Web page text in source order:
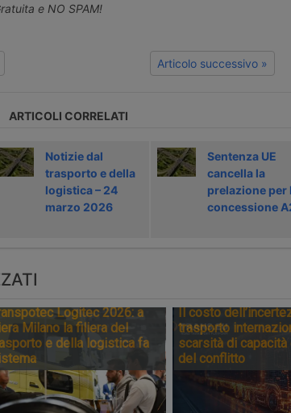
e NO SPAM!
Articolo successivo »
ARTICOLI CORRELATI
Notizie dal
trasporto e della
logistica – 24
marzo 2026
Sentenza UE
cancella la
prelazione per
concessione
Logitec 2026: a
Milano la filiera del
e della logistica fa
Il costo
trasporto
scarsità di capacità
del conflitto